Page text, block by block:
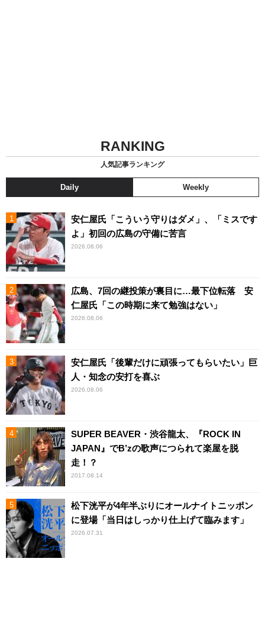
RANKING
人気記事ランキング
Daily Weekly
安仁屋氏「こういう守りはダメ」、「ミスです
よ」初回の広島の守備に苦言
2026.08.06
広島、7回の継投策が裏目に…最下位転落 安
仁屋氏「この時期に来て勉強はない」
2026.08.06
安仁屋氏「後輩だけに頑張ってもらいたい」巨
人・知念の安打を喜ぶ
2026.08.06
SUPER BEAVER・渋谷龍太、『ROCK IN
JAPAN』でB’zの歌声につられて楽屋を脱
走！？
2017.08.14
松下洸平が4年半ぶりにオールナイトニッポン
に登場「当日はしっかり仕上げて臨みます」
2026.07.31